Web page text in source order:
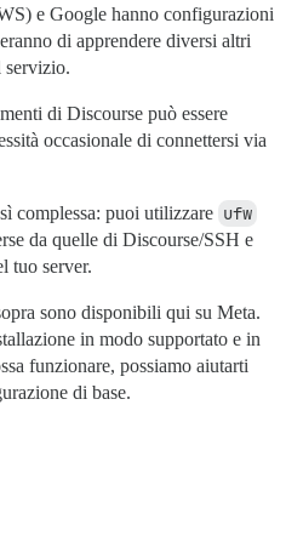
e Google hanno configurazioni
di apprendere diversi altri
servizio.
di Discourse può essere
occasionale di connettersi via
complessa: puoi utilizzare ufw
da quelle di Discourse/SSH e
tuo server.
sono disponibili qui su Meta.
in modo supportato e in
funzionare, possiamo aiutarti
di base.